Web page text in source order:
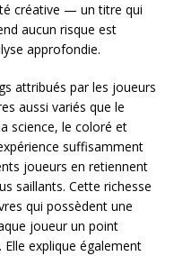
créative — un titre qui
aucun risque est
approfondie.
attribués par les joueurs
aussi variés que le
science, le coloré et
suffisamment
joueurs en retiennent
saillants. Cette richesse
qui possèdent une
joueur un point
Elle explique également